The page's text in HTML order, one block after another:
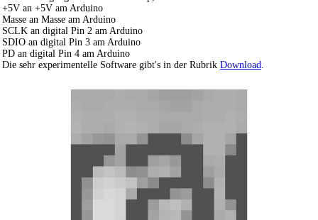
+5V an +5V am Arduino
Masse an Masse am Arduino
SCLK an digital Pin 2 am Arduino
SDIO an digital Pin 3 am Arduino
PD an digital Pin 4 am Arduino
Die sehr experimentelle Software gibt's in der Rubrik Download